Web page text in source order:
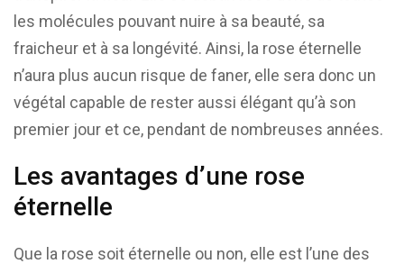
les molécules pouvant nuire à sa beauté, sa
fraicheur et à sa longévité. Ainsi, la rose éternelle
n’aura plus aucun risque de faner, elle sera donc un
végétal capable de rester aussi élégant qu’à son
premier jour et ce, pendant de nombreuses années.
Les avantages d’une rose
éternelle
Que la rose soit éternelle ou non, elle est l’une des